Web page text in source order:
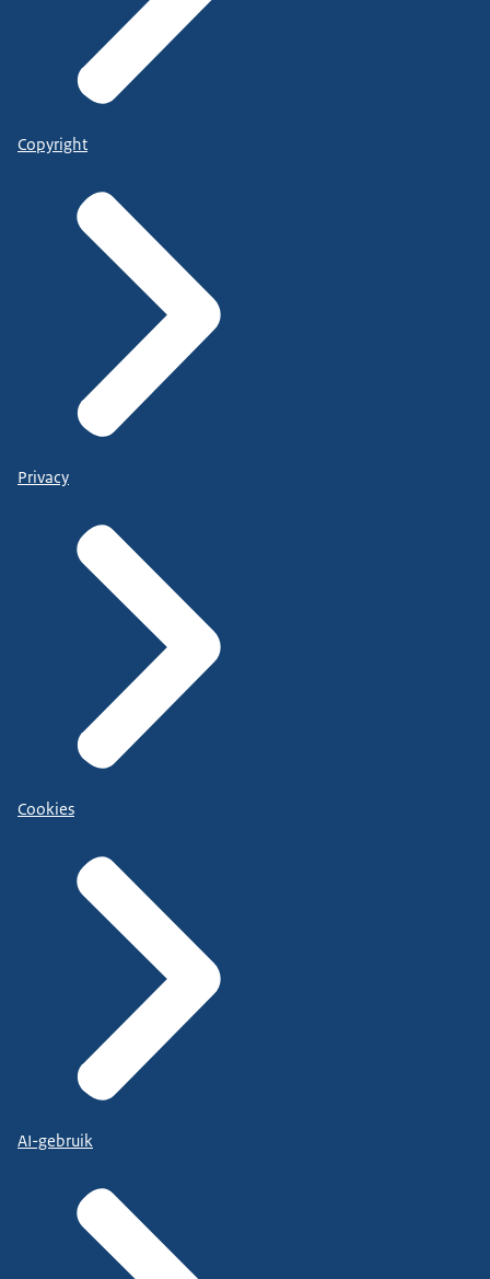
Copyright
Privacy
Cookies
AI-gebruik